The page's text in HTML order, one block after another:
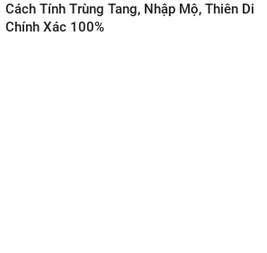
Cách Tính Trùng Tang, Nhập Mộ, Thiên Di
Chính Xác 100%